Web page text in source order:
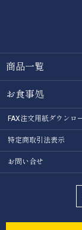
商品一覧
お食事処
FAX注文用紙ダウンロ
特定商取引法表示
お問い合せ